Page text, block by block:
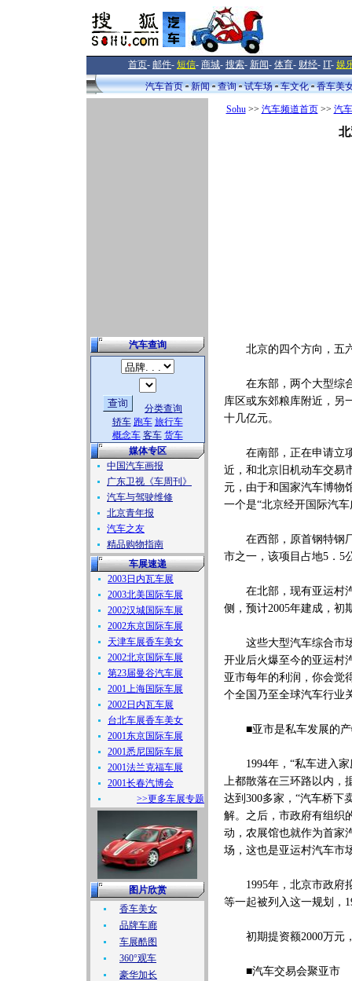
首页- 邮件- 短信- 商城- 搜索- 新闻- 体育- 财经- IT- 娱
汽车首页
新闻 查询 试车场 车文化 香车美
汽车查询
分类查询
轿车 跑车 旅行车
概念车 客车 货车
媒体专区
中国汽车画报
广东卫视《车周刊》
汽车与驾驶维修
北京青年报
汽车之友
精品购物指南
车展速递
2003日内瓦车展
2003北美国际车展
2002汉城国际车展
2002东京国际车展
天津车展香车美女
2002北京国际车展
第23届曼谷汽车展
2001上海国际车展
2002日内瓦车展
台北车展香车美女
2001东京国际车展
2001悉尼国际车展
2001法兰克福车展
2001长春汽博会
>>更多车展专题
图片欣赏
香车美女
品牌车廊
车展酷图
360°观车
豪华加长
Sohu>> 汽车频道首页>> 汽
北京的四个方向，五六
在东部，两个大型综合
库区或东郊粮库附近，另
十几亿元。
在南部，正在申请立项
近，和北京旧机动车交易
元，由于和国家汽车博物
一个是“北京经开国际汽
在西部，原首钢特钢厂
市之一，该项目占地5．5
在北部，现有亚运村汽
侧，预计2005年建成，初
这些大型汽车综合市场
开业后火爆至今的亚运村
亚市每年的利润，你会觉
个全国乃至全球汽车行业
■亚市是私车发展的产
1994年，“私车进入家
上都散落在三环路以内，
达到300多家，“汽车桥下
解。之后，市政府有组织
动，农展馆也就作为首家
场，这也是亚运村汽车市
1995年，北京市政府拟
等一起被列入这一规划，
初期提资额2000万元
■汽车交易会聚亚市